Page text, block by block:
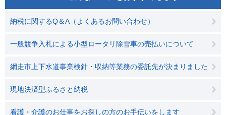
納税に関するQ＆A（よくあるお問い合わせ）
一般競争入札による小型ロータリ除雪車の売払いについて
網走市上下水道事業検針・収納等業務の委託先が決まりました
現地決済型ふるさと納税
看護・介護のお仕事をお探しの方のお手伝いをします